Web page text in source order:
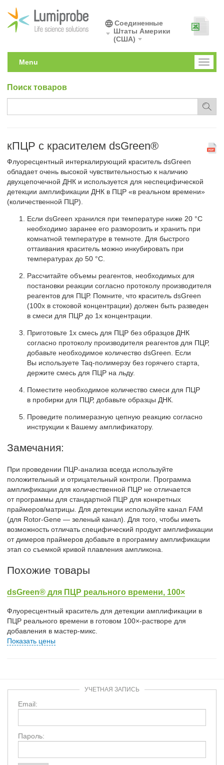
Соединенные
Штаты Америки
(США)
Toggle
Menu
Поиск товаров
кПЦР с красителем dsGreen®
Флуоресцентный интеркалирующий краситель dsGreen
обладает очень высокой чувствительностью к наличию
двухцепочечной ДНК и используется для неспецифической
детекции амплификации ДНК в ПЦР «в реальном времени»
(количественной ПЦР).
Если dsGreen хранился при температуре ниже 20 °С
необходимо заранее его разморозить и хранить при
комнатной температуре в темноте. Для быстрого
оттаивания краситель можно инкубировать при
температурах до 50 °С.
Рассчитайте объемы реагентов, необходимых для
постановки реакции согласно протоколу производителя
реагентов для ПЦР. Помните, что краситель dsGreen
(100х в стоковой концентрации) должен быть разведен
в смеси для ПЦР до 1х концентрации.
Приготовьте 1х смесь для ПЦР без образцов ДНК
согласно протоколу производителя реагентов для ПЦР,
добавьте необходимое количество dsGreen. Если
Вы используете Taq-полимерзу без горячего старта,
держите смесь для ПЦР на льду.
Поместите необходимое количество смеси для ПЦР
в пробирки для ПЦР, добавьте образцы ДНК.
Проведите полимеразную цепную реакцию согласно
инструкции к Вашему амплификатору.
Замечания:
При проведении ПЦР-анализа всегда используйте
положительный и отрицательный контроли. Программа
амплификации для количественной ПЦР не отличается
от программы для стандартной ПЦР для конкретных
праймеров/матрицы. Для детекции используйте канал FAM
(для Rotor-Gene — зеленый канал). Для того, чтобы иметь
возможность отличать специфический продукт амплификации
от димеров праймеров добавьте в программу амплификации
этап со съемкой кривой плавления ампликона.
Похожие товары
dsGreen® для ПЦР реального времени, 100×
Флуоресцентный краситель для детекции амплификации в
ПЦР реального времени в готовом 100×-растворе для
добавления в мастер-микс.
Показать цены
УЧЕТНАЯ ЗАПИСЬ
Email:
Пароль: